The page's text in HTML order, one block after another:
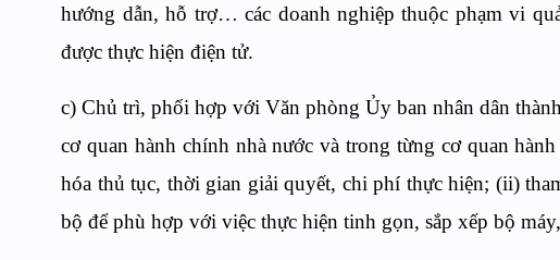
hướng dẫn, hỗ trợ… các doanh nghiệp thuộc phạm vi
được thực hiện điện tử.
c) Chủ trì, phối hợp với Văn phòng Ủy ban nhân dân
cơ quan hành chính nhà nước và trong từng cơ quan
hóa thủ tục, thời gian giải quyết, chi phí thực hiện; (ii)
bộ để phù hợp với việc thực hiện tinh gọn, sắp xếp bộ